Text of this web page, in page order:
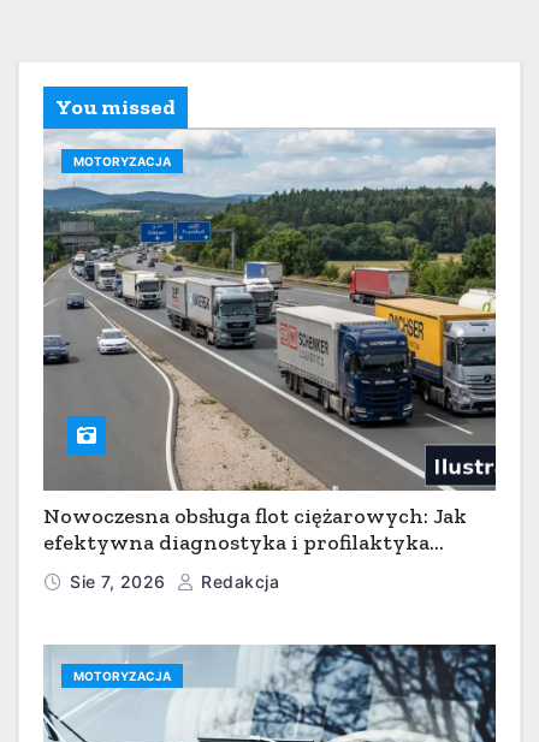
You missed
MOTORYZACJA
Nowoczesna obsługa flot ciężarowych: Jak
efektywna diagnostyka i profilaktyka
serwisowa minimalizują przestoje w
transporcie
Sie 7, 2026 Redakcja
MOTORYZACJA